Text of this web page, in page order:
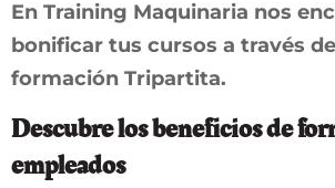
En Training Maquinaria nos
bonificar tus cursos a través
formación Tripartita.
Descubre los beneficios de
empleados